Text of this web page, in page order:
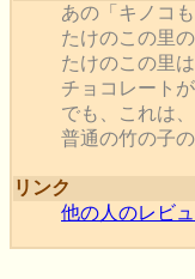
あの「キノコ
たけのこの里の
たけのこの里
チョコレート
でも、これは
普通の竹の子
リンク
他の人のレビ